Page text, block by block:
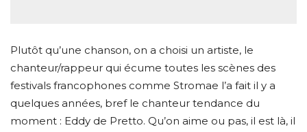
Plutôt qu’une chanson, on a choisi un artiste, le
chanteur/rappeur qui écume toutes les scènes des
festivals francophones comme Stromae l’a fait il y a
quelques années, bref le chanteur tendance du
moment : Eddy de Pretto. Qu’on aime ou pas, il est là, il